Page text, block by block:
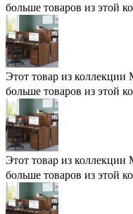
больше товаров из этой
Этот товар из коллекции
больше товаров из этой
Этот товар из коллекции
больше товаров из этой